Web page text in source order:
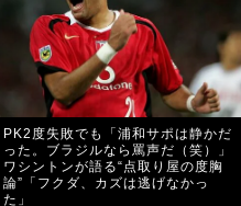
PK2度失敗でも「浦和サポは静かだ
った。ブラジルなら罵声だ（笑）」
ワシントンが語る“点取り屋の度胸
論”「フクダ、カズは逃げなかっ
た」